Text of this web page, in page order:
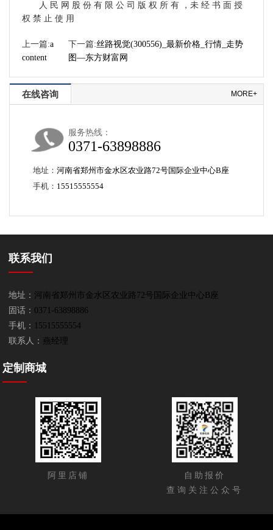
人 民 网 股 份 有 限 公 司 版 权 所 有 ，未 经 书 面 授
权 禁 止 使 用
上一篇:a
content
下一篇:丝路视觉(300556)_最新价格_行情_走势
图—东方财富网
MORE+
在线咨询
服务热线：
0371-63898886
地址： 河南省郑州市金水区农业路72号国际企业中心B座
手机： 15515555554
联系我们
地址： 河南省郑州市金水区农业路72号国际企业中心B座
固话： 0371-63898886
手机： 15515555554
联系人： 燕经理
定制商城
阿里店铺
自助报价
查询关注公众号